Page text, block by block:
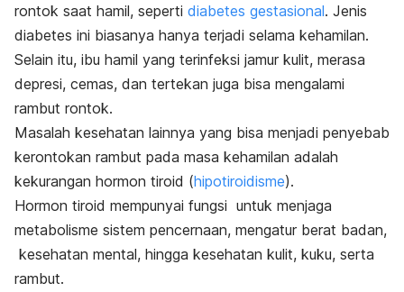
rontok saat hamil, seperti diabetes gestasional. Jenis
diabetes ini biasanya hanya terjadi selama kehamilan.
Selain itu, ibu hamil yang terinfeksi jamur kulit, merasa
depresi, cemas, dan tertekan juga bisa mengalami
rambut rontok.
Masalah kesehatan lainnya yang bisa menjadi penyebab
kerontokan rambut pada masa kehamilan adalah
kekurangan hormon tiroid (hipotiroidisme).
Hormon tiroid mempunyai fungsi untuk menjaga
metabolisme sistem pencernaan, mengatur berat badan,
kesehatan mental, hingga kesehatan kulit, kuku, serta
rambut.